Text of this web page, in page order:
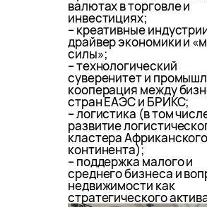
валютах в торговле и
инвестициях;
– креативные
драйвер экономики и
силы»;
– технологический
суверенитет и
кооперация между
стран ЕАЭС и БРИКС;
– логистика (в том
развитие
кластера Африканского
континента);
– поддержка малого и
среднего бизнеса и
недвижимости как
стратегического